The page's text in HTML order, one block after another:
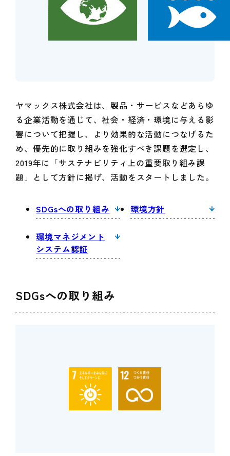
ヤマックス株式会社は、製品・サービスなどあらゆ
る企業活動を通じて、社会・経済・環境に与える影
響について把握し、より効果的な活動につなげるた
め、優先的に取り組みを強化すべき課題を選定し、
2019年に「サステナビリティ上の重要取り組み課
題」として方針に掲げ、活動をスタートしました。
SDGsへの取り組み 環境方針
環境マネジメント
システム認証
SDGsへの取り組み